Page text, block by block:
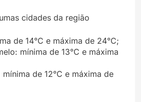
cidades da região
de 14°C e máxima de 24°C;
mínima de 13°C e máxima
de 12°C e máxima de